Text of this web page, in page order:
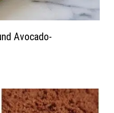
Avocado-